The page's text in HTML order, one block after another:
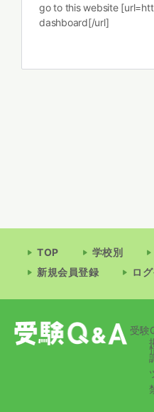
go to this website
dashboard[/url]
TOP 学校別
新規会員登録
ロ
受験